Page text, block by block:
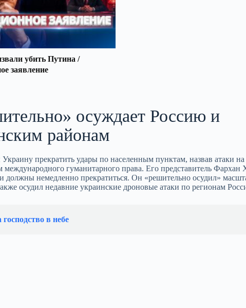
убить Путина /
заявление
осуждает Россию и
районам
прекратить удары по населенным пунктам, назвав атаки
гуманитарного права. Его представитель Фархан
должны немедленно прекратиться. Он «решительно осудил»
осудил недавние украинские дроновые атаки по регионам
в небе